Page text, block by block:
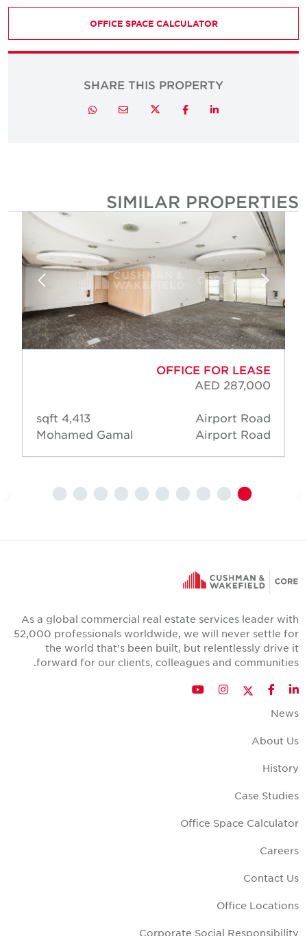
OFFICE SPACE CALCULATOR
SHARE THIS PROPERTY
LinkedIn
Facebook
Twitter
Email
Whatsapp
SIMILAR PROPERTIES
OFFICE FOR LEASE
AED 287,000
Airport Road
Airport Road
4,413 sqft
Mohamed Gamal
As a global commercial real estate services leader with
52,000 professionals worldwide, we will never settle for
the world that's been built, but relentlessly drive it
forward for our clients, colleagues and communities.
LinkedIn
Facebook
Twitter
Instagram
YouTube
News
About Us
History
Case Studies
Office Space Calculator
Careers
Contact Us
Office Locations
Corporate Social Responsibility